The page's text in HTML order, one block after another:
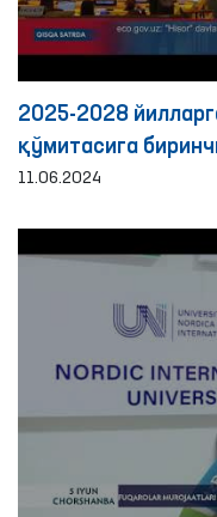
2025-2028
қўмитасига
сайланди
11.06.2024